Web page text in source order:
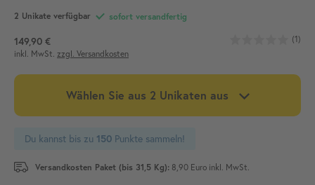
2 Unikate verfügbar sofort versandfertig
149,90 €
(1)
inkl. MwSt. zzgl. Versandkosten
Wählen Sie aus 2 Unikaten aus
Du kannst bis zu 150 Punkte sammeln!
Versandkosten Paket (bis 31,5 Kg): 8,90 Euro inkl. MwSt.